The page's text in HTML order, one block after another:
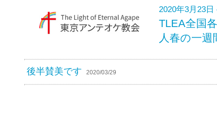
2020年3月23日
TLEA全国
人春の一週
後半賛美です 2020/03/29